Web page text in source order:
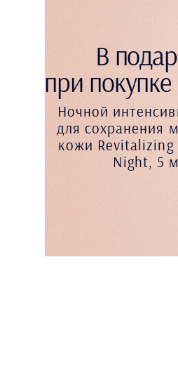
В
при
Ночной
для сохранения
кожи Revitalizing
Night, 5